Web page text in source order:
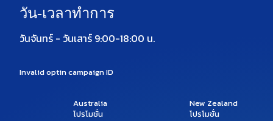
วัน-เวลาทำการ
วันจันทร์ - วันเสาร์ 9:00-18:00 น.
Invalid optin campaign ID
Australia
โปรโมชั่น
New Zealand
โปรโมชั่น